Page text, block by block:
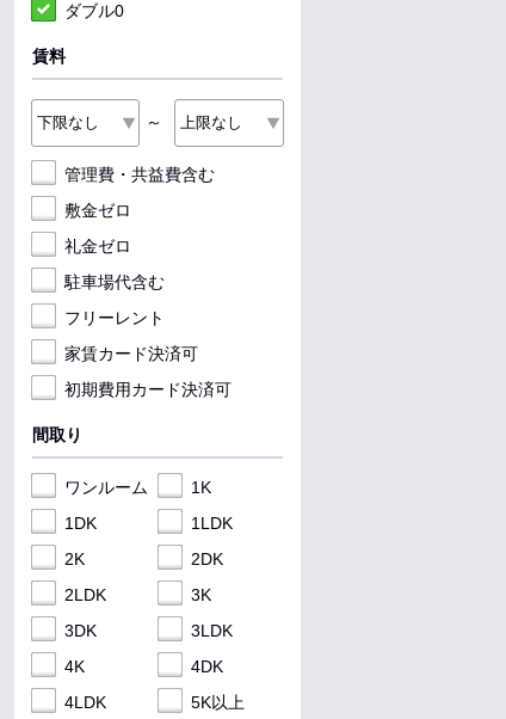
ダブル0
賃料
～
管理費・共益費含む
敷金ゼロ
礼金ゼロ
駐車場代含む
フリーレント
家賃カード決済可
初期費用カード決済可
間取り
ワンルーム
1K
1DK
1LDK
2K
2DK
2LDK
3K
3DK
3LDK
4K
4DK
4LDK
5K以上